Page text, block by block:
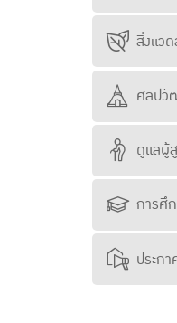
สิ่งแว
ศิลปวั
ดูแลผู้
การศึ
ประก